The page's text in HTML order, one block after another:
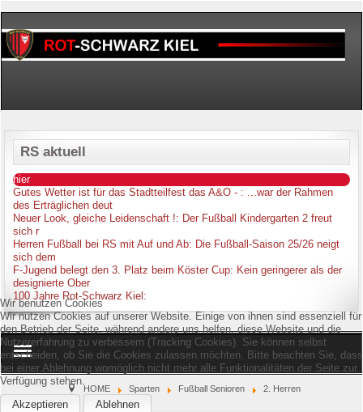
RS aktuell
hier
Gutes Wetter ist für das Stadtteilfest das A&O - : ...war der Rahmen
des Erträglichen deut
Neuer Look, gleiche Leidenschaft !: Der Fußball Kindergarten 2 freut
sich r
Herren Fußball bei RS mit Auf und Ab: Die Fußball-Saison 25/26 neigt
sich dem
F-Jugend belegt den 3. Platz beim Köster Cup: Kein geringerer als der
designierte Ober
100 Jahre Rot-Schwarz Kiel :
Home HOME Sparten Fußball Senioren 2. Herren
Wir benutzen Cookies
Wir nutzen Cookies auf unserer Website. Einige von ihnen sind essenziell für
den Betrieb der Seite, während andere uns helfen, diese Website und die
Nutzererfahrung zu verbessern (Tracking Cookies). Sie können selbst
entscheiden, ob Sie die Cookies zulassen möchten. Bitte beachten Sie, dass
bei einer Ablehnung womöglich nicht mehr alle Funktionalitäten der Seite zur
Verfügung stehen.
Akzeptieren
Ablehnen